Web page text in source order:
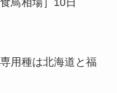
鳥相場］10日
用種は北海道と福